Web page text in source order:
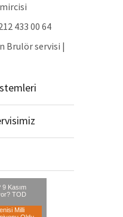
433 00 64
Brulör servisi |